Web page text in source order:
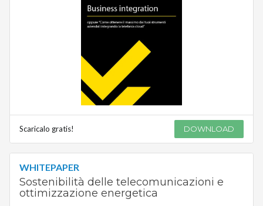
Scaricalo gratis! DOWNLOAD
WHITEPAPER
Sostenibilità delle telecomunicazioni e
ottimizzazione energetica